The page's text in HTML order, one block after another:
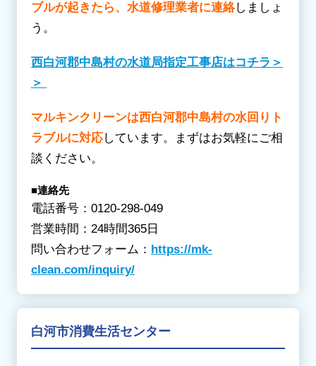
ブルが起きたら、水道修理業者に連絡しましょ
う。
西白河郡中島村の水道局指定工事店はコチラ＞
＞
マルキンクリーンは西白河郡中島村の水回りト
ラブルに対応しています。まずはお気軽にご相
談ください。
■連絡先
電話番号：0120-298-049
営業時間：24時間365日
問い合わせフォーム： https://mk-
clean.com/inquiry/
白河市消費生活センター